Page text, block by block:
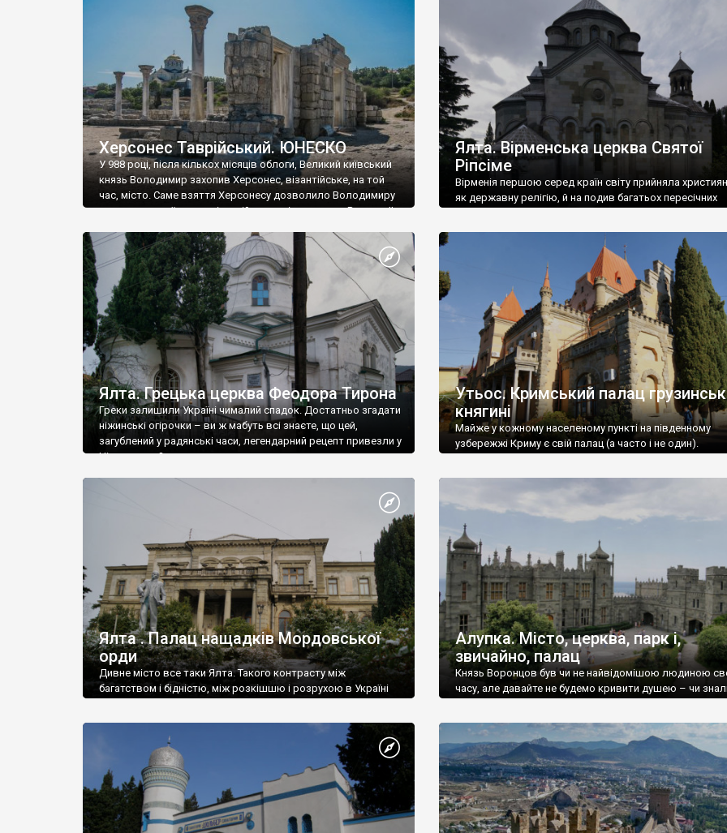
візантійської доби. Раритети викрадені з фондів об’єкту
культурної спадщини ЮНЕСКО «Херсонеса Таврійського».
Офіційно – на виставку «Золото Візантії», але експерти та
влада в Україні вважають це лише […]
називаються «повстяками» (postaki)…” “Вино. Крим
виробляє відмінне вино і його вдосталь: воно все
легке біле і дуже […]
Херсонес Таврійський. ЮНЕСКО
У 988 році, після кількох місяців облоги, Великий київський
князь Володимир захопив Херсонес, візантійське, на той
час, місто. Саме взяття Херсонесу дозволило Володимиру
диктувати свої умови візантійському імператору Василю ІІ,
Херсонесі Володимир-язичник, став Василем-
християнином. А потім було Хрещення Русі. На честь
Херсонесу Таврійського названо місто […]
Ялта. Вірменська церква Святої
Ріпсіме
Вірменія першою серед країн світу прийняла
як державну релігію, й на подив багатьох пересічних
Ялта. Грецька церква Феодора Тирона
Греки залишили Україні чималий спадок. Достатньо згадати
ніжинські огірочки – ви ж мабуть всі знаєте, що цей,
загублений у радянські часи, легендарний рецепт привезли у
Ніжин греки?
Утьос. Кримський палац
княгині
Майже у кожному населеному пункті на південному
узбережжі Криму є свій палац (а часто і не один).
Ялта . Палац нащадків Мордовської
орди
Дивне місто все таки Ялта. Такого контрасту між
багатством і бідністю, між розкішшю і розрухою в Україні
Алупка. Місто, церква, парк і,
звичайно, палац
Князь Воронцов був чи не найвідомішою людиною
часу, але давайте не будемо кривити душею – чи